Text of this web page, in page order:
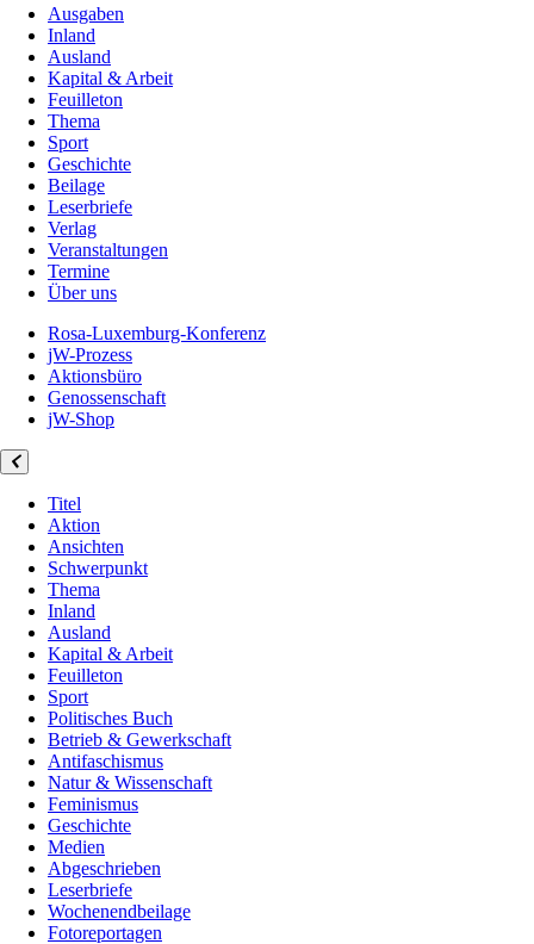
Ausgaben
Inland
Ausland
Kapital & Arbeit
Feuilleton
Thema
Sport
Geschichte
Beilage
Leserbriefe
Verlag
Veranstaltungen
Termine
Über uns
Rosa-Luxemburg-Konferenz
jW-Prozess
Aktionsbüro
Genossenschaft
jW-Shop
Titel
Aktion
Ansichten
Schwerpunkt
Thema
Inland
Ausland
Kapital & Arbeit
Feuilleton
Sport
Politisches Buch
Betrieb & Gewerkschaft
Antifaschismus
Natur & Wissenschaft
Feminismus
Geschichte
Medien
Abgeschrieben
Leserbriefe
Wochenendbeilage
Fotoreportagen